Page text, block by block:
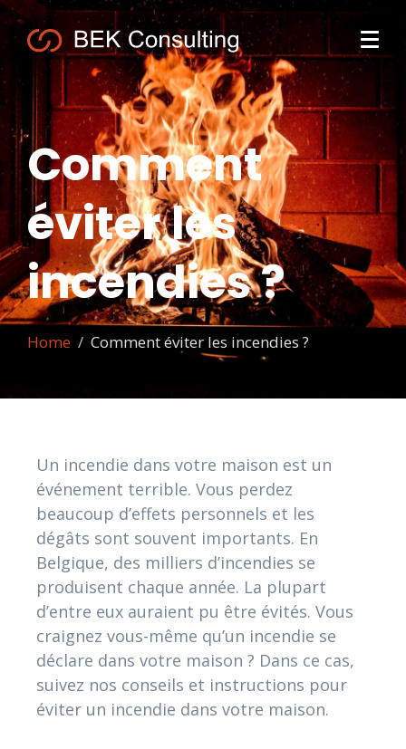
Comment
éviter les
incendies ?
Home Comment éviter les incendies ?
Un incendie dans votre maison est un
événement terrible. Vous perdez
beaucoup d’effets personnels et les
dégâts sont souvent importants. En
Belgique, des milliers d’incendies se
produisent chaque année. La plupart
d’entre eux auraient pu être évités. Vous
craignez vous-même qu’un incendie se
déclare dans votre maison ? Dans ce cas,
suivez nos conseils et instructions pour
éviter un incendie dans votre maison.